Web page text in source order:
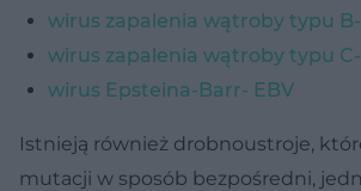
wirus zapalenia wątroby typu
wirus zapalenia wątroby typu
wirus Epsteina-Barr- EBV
Istnieją również drobnoustroje,
mutacji w sposób bezpośredni,